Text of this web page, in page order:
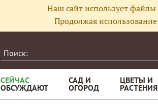
Наш сайт использует файлы
Продолжая использование
СЕЙЧАС
ОБСУЖДАЮТ
САД И
ОГОРОД
ЦВЕТЫ И
РАСТЕНИЯ